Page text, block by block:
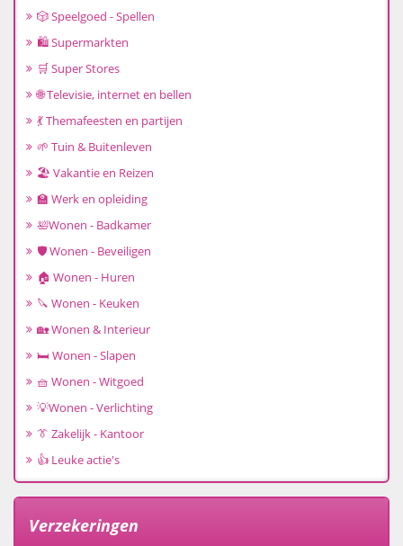
🎲 Speelgoed - Spellen
🛍️ Supermarkten
🛒 Super Stores
🌐 Televisie, internet en bellen
💃 Themafeesten en partijen
🌱 Tuin & Buitenleven
🏖️ Vakantie en Reizen
🏫 Werk en opleiding
🛀Wonen - Badkamer
🛡️ Wonen - Beveiligen
🏠 Wonen - Huren
🔪 Wonen - Keuken
🏡 Wonen & Interieur
🛏️ Wonen - Slapen
🧺 Wonen - Witgoed
💡Wonen - Verlichting
👔 Zakelijk - Kantoor
👍 Leuke actie's
Verzekeringen